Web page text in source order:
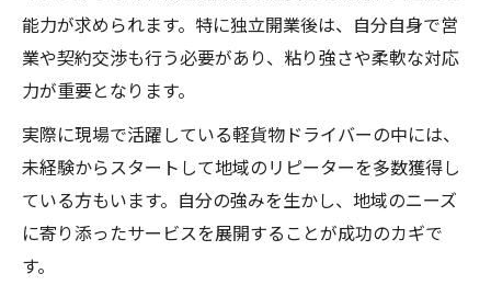
軽貨物運送安定運営のための法令対応策
軽貨物事業で継続収益化を目指す戦略
軽貨物運送で地域密着型サービスを展開
松戸市で選ばれる軽貨物事業の特徴とは
軽貨物ビジネスで活躍するための心得
軽貨物ビジネス成功者の共通する姿勢とは
能力が求められます。特に独立開業後は、自分自身で営
業や契約交渉も行う必要があり、粘り強さや柔軟な対応
力が重要となります。
実際に現場で活躍している軽貨物ドライバーの中には、
未経験からスタートして地域のリピーターを多数獲得し
ている方もいます。自分の強みを生かし、地域のニーズ
に寄り添ったサービスを展開することが成功のカギで
す。